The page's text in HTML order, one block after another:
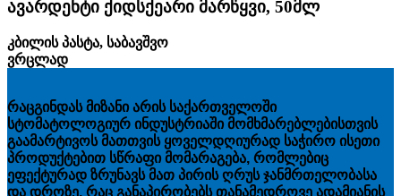
ავარდენტი ქიდსქეარი მარწყვი, 50მლ
კბილის პასტა, საბავშვო
ვრცლად
რაცგინდას მიზანი არის საქართველოში
სტომატოლოგიურ ინდუსტრიაში მომხმარებლებისთვის
გაამარტივოს მათთვის ყოველდღიურად საჭირო ისეთი
პროდუქტებით სწრაფი მომარაგება, რომლებიც
ეფექტურად ზრუნავს მათ პირის ღრუს ჯანმრთელობასა
და დროზე, რაც განაპირობებს თანამედროვე ადამიანის